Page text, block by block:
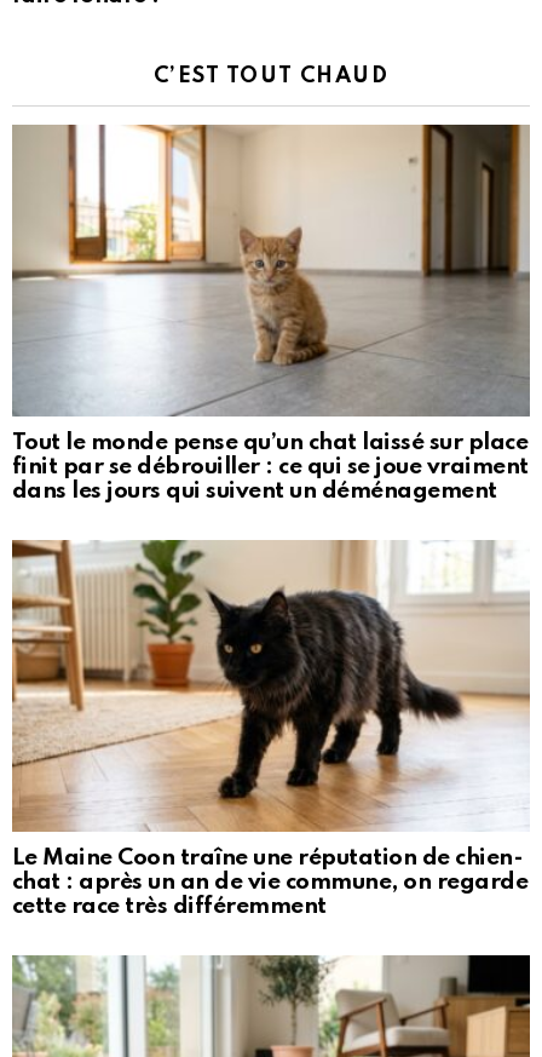
C’EST TOUT CHAUD
Tout le monde pense qu’un chat laissé sur place
finit par se débrouiller : ce qui se joue vraiment
dans les jours qui suivent un déménagement
Le Maine Coon traîne une réputation de chien-
chat : après un an de vie commune, on regarde
cette race très différemment